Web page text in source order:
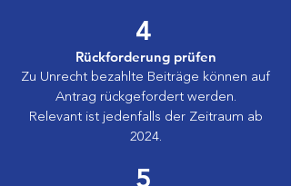
4
Rückforderung prüfen
Zu Unrecht bezahlte Beiträge können auf
Antrag rückgefordert werden.
Relevant ist jedenfalls der Zeitraum ab
2024.
5